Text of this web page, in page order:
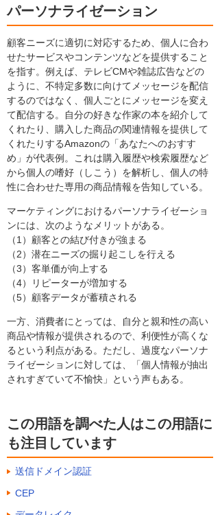
パーソナライゼーション
顧客ニーズに適切に対応するため、個人に合わ
せたサービスやコンテンツなどを提供すること
を指す。例えば、テレビCMや雑誌広告などの
ように、不特定多数に向けてメッセージを配信
するのではなく、個人ごとにメッセージを変え
て配信する。自分の好きな作家の本を紹介して
くれたり、購入した商品の関連情報を提供して
くれたりするAmazonの「あなたへのおすす
め」が代表例。これは購入履歴や検索履歴など
から個人の嗜好（しこう）を解析し、個人の特
性に合わせた専用の商品情報を告知している。
マーケティングにおけるパーソナライゼーショ
ンには、次のようなメリットがある。
（1）顧客との結び付きが強まる
（2）潜在ニーズの掘り起こしを行える
（3）客単価が向上する
（4）リピーターが増加する
（5）顧客データが蓄積される
一方、消費者にとっては、自分と親和性の高い
商品や情報が提供されるので、利便性が高くな
るという利点がある。ただし、過度なパーソナ
ライゼーションに対しては、「個人情報が抽出
されすぎていて不愉快」という声もある。
この用語を調べた人はこの用語に
も注目しています
送信ドメイン認証
CEP